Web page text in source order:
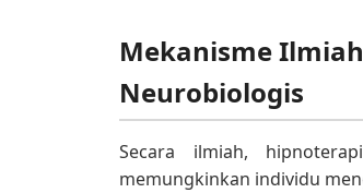
Mekanisme
Neurobiologis
Secara ilmiah,
memungkinkan individu